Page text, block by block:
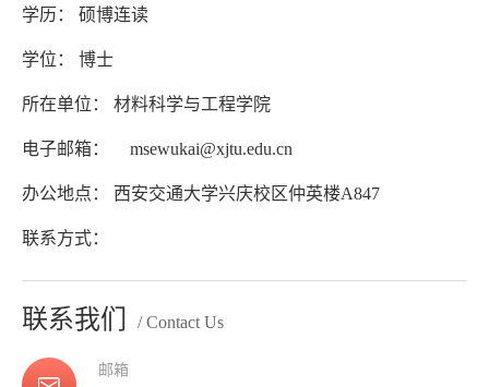
学历： 硕博连读
学位： 博士
所在单位： 材料科学与工程学院
电子邮箱： msewukai@xjtu.edu.cn
办公地点： 西安交通大学兴庆校区仲英楼A847
联系方式：
联系我们 / Contact Us
邮箱